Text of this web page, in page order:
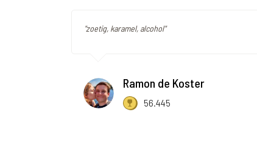
"zoetig, karamel, alcohol"
Ramon de Koster
56.445